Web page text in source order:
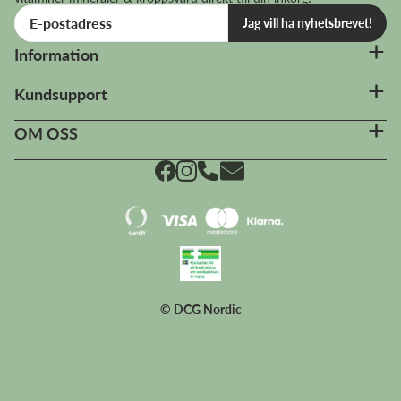
Jag vill ha nyhetsbrevet!
Information
Kundsupport
OM OSS
© DCG Nordic